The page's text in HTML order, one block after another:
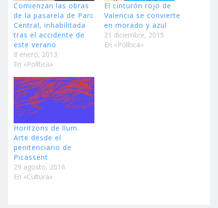
Comienzan las obras
de la pasarela de Parc
Central, inhabilitada
tras el accidente de
este verano
8 enero, 2013
En «Política»
El cinturón rojo de
Valencia se convierte
en morado y azul
21 diciembre, 2015
En «Política»
Horitzons de llum.
Arte desde el
penitenciario de
Picassent
29 agosto, 2016
En «Cultura»